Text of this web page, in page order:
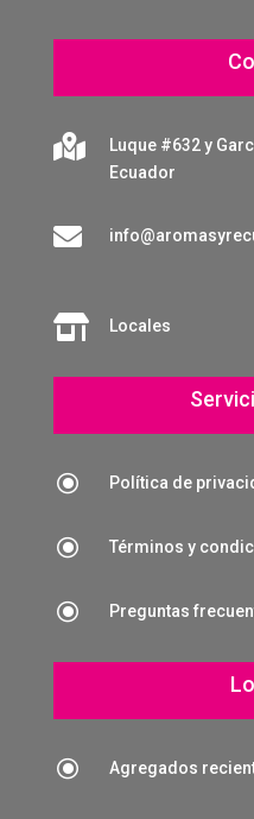

Luque #632 y
Ecuador

 Locales
\ Política de
\ Términos y
\ Preguntas
\ Agregados